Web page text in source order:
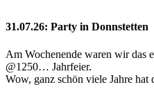
31.07.26: Party in Donnstetten
Am Wochenende waren wir das
@1250… Jahrfeier.
Wow, ganz schön viele Jahre hat